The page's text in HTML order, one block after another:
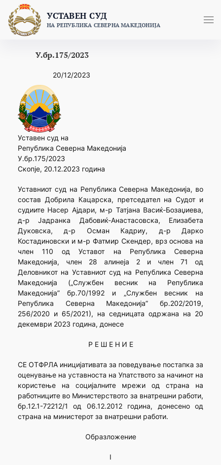
content
УСТАВЕН СУД
НА РЕПУБЛИКА СЕВЕРНА МАКЕДОНИЈА
У.бр.175/2023
20/12/2023
Уставен суд на
Република Северна Македонија
У.бр.175/2023
Скопје, 20.12.2023 година
Уставниот суд на Република Северна Македонија, во
состав Добрила Кацарска, претседател на Судот и
судиите Насер Ајдари, м-р Татјана Васиќ-Бозаџиева,
д-р Јадранка Дабовиќ-Анастасовска, Елизабета
Дуковска, д-р Осман Кадриу, д-р Дарко
Костадиновски и м-р Фатмир Скендер, врз основа на
член 110 од Уставот на Република Северна
Македонија, член 28 алинеја 2 и член 71 од
Деловникот на Уставниот суд на Република Северна
Македонија („Службен весник на Република
Македонија” бр.70/1992 и „Службен весник на
Република Северна Македонија” бр.202/2019,
256/2020 и 65/2021), на седницата одржана на 20
декември 2023 година, донесе
Р Е Ш Е Н И Е
СЕ ОТФРЛА иницијативата за поведување постапка за
оценување на уставноста на Упатството за начинот на
користење на социјалните мрежи од страна на
работниците во Министерството за внатрешни работи,
бр.12.1-72212/1 од 06.12.2012 година, донесено од
страна на министерот за внатрешни работи.
Образложение
I